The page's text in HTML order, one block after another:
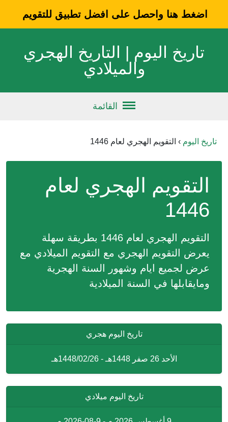
تاريخ اليوم | التاريخ الهجري
والميلادي
القائمة
تاريخ اليوم › التقويم الهجري لعام 1446
التقويم الهجري لعام
1446
التقويم الهجري لعام 1446 بطريقة سهلة
يعرض التقويم الهجري مع التقويم الميلادي مع
عرض لجميع ايام وشهور السنة الهجرية
ومايقابلها في السنة الميلادية
تاريخ اليوم هجري
الأحد 26 صفر 1448هـ - 1448/02/26هـ
تاريخ اليوم ميلادي
اضغط هنا واحصل على افضل تطبيق للتقويم